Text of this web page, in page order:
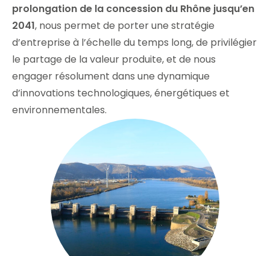
prolongation de la concession du Rhône jusqu’en
2041, nous permet de porter une stratégie
d’entreprise à l’échelle du temps long, de privilégier
le partage de la valeur produite, et de nous
engager résolument dans une dynamique
d’innovations technologiques, énergétiques et
environnementales.